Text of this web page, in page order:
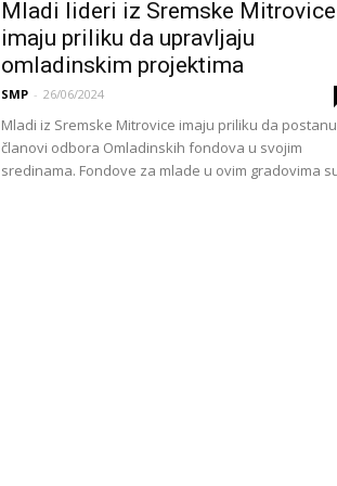
Mladi lideri iz Sremske Mitrovice
imaju priliku da upravljaju
omladinskim projektima
SMP - 26/06/2024
Mladi iz Sremske Mitrovice imaju priliku da postanu
članovi odbora Omladinskih fondova u svojim
sredinama. Fondove za mlade u ovim gradovima